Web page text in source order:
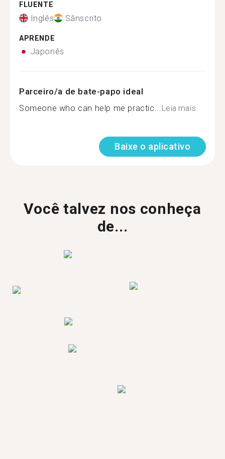
FLUENTE
Inglês Sânscrito
APRENDE
Japonês
Parceiro/a de bate-papo ideal
Someone who can help me practic...Leia mais
Baixe o aplicativo
Você talvez nos conheça
de...